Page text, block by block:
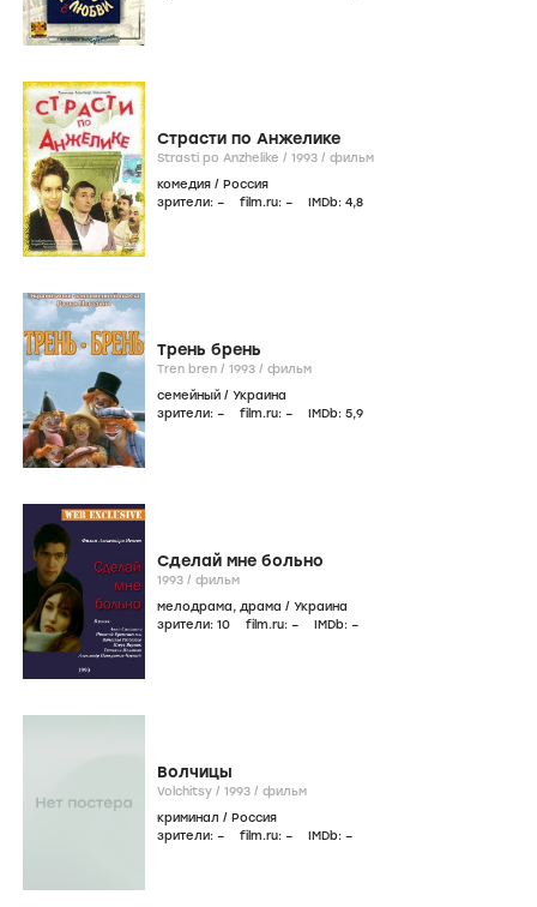
Страсти по Анжелике
Strasti po Anzhelike / 1993 / фильм
комедия / Россия
зрители: – film.ru: – IMDb: 4,8
Трень брень
Tren bren / 1993 / фильм
семейный / Украина
зрители: – film.ru: – IMDb: 5,9
Сделай мне больно
1993 / фильм
мелодрама, драма / Украина
зрители: 10 film.ru: – IMDb: –
Волчицы
Volchitsy / 1993 / фильм
криминал / Россия
зрители: – film.ru: – IMDb: –